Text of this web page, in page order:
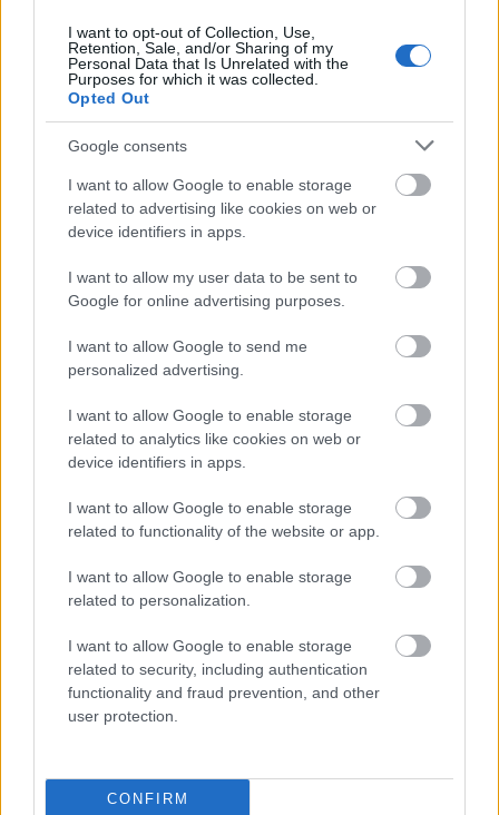
I want to opt-out of Collection, Use,
Retention, Sale, and/or Sharing of my
Personal Data that Is Unrelated with the
Purposes for which it was collected.
Opted Out
Google consents
I want to allow Google to enable storage
related to advertising like cookies on web or
device identifiers in apps.
I want to allow my user data to be sent to
Google for online advertising purposes.
I want to allow Google to send me
personalized advertising.
I want to allow Google to enable storage
related to analytics like cookies on web or
device identifiers in apps.
I want to allow Google to enable storage
related to functionality of the website or app.
I want to allow Google to enable storage
related to personalization.
I want to allow Google to enable storage
related to security, including authentication
functionality and fraud prevention, and other
user protection.
CONFIRM
Brad Sullivan - a perverz Morris, aki Thomas atya
volt azApácashow 2-ben; Swoosey Kurtz - itt az egyik
játékos felesége, és pl. Vadtűz aBuboréksrác
valamint M. Emmett Walsh - Dickie Dunn, az
alaptalan híreket megíró újságíró, pl. a
Kelekótya
valódi hokisok játszották: Jeff és Steve Carlson tesók
a valóságban is, ráadásul van egy harmadik bátyjuk,
Jack, aki azonban nem tudott részt venni a
szerencsére nagyon hasonlít a Carlsonokra. Steve és
David jelenleg edzőként dolgoznak, Jeffről nincs
adat. Michael Ontkean szintén profi jégkorongos
volt, mielőtt színésznek állt. Még két embert meg kell
említenem: Lindsay Crouse-t, aki Lily, Ned felesége
(ő olyan cuki) és Susan Kendall Newmant, Paul
lányát, aki pedig gyógyszertárasnőt és rajongót is
alakított. A forgatókönyvet Nancy Dowd írta,
kaszkadőrök vezetőjeként és technikai
tanácsadóként vett részt a forgatáson, valamint ő a
rendező George Roy Hill, aki a nagyon különösAz
ötös számú vágóhidat és a nem túl jól sikerült
"Az erőszak bemocskolja, megöli ezt a sportot."
Érdekességek: A slapshot a legerősebb lövés e
inspirálta, amiben a szereplők közültöbben
; néhány verekedést a valóságban